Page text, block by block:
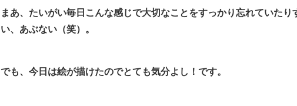
まあ、たいがい毎日こんな感じで大切なことをすっかり忘れていた
い、あぶない（笑）。
でも、今日は絵が描けたのでとても気分よし！です。